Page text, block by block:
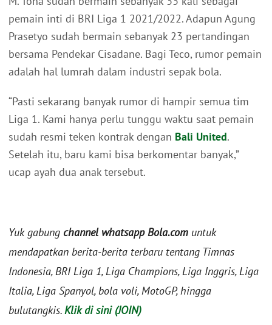
pemain inti di BRI Liga 1 2021/2022. Adapun Agung
Prasetyo sudah bermain sebanyak 23 pertandingan
bersama Pendekar Cisadane. Bagi Teco, rumor pemain
adalah hal lumrah dalam industri sepak bola.
“Pasti sekarang banyak rumor di hampir semua tim
Liga 1. Kami hanya perlu tunggu waktu saat pemain
sudah resmi teken kontrak dengan Bali United.
Setelah itu, baru kami bisa berkomentar banyak,”
ucap ayah dua anak tersebut.
Yuk gabung channel whatsapp Bola.com untuk
mendapatkan berita-berita terbaru tentang Timnas
Indonesia, BRI Liga 1, Liga Champions, Liga Inggris, Liga
Italia, Liga Spanyol, bola voli, MotoGP, hingga
bulutangkis.Klik di sini (JOIN)